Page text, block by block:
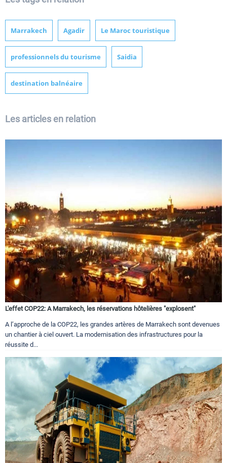
Marrakech Agadir Le Maroc touristique
professionnels du tourisme Saidia
destination balnéaire
Les articles en relation
L'effet COP22: A Marrakech, les réservations hôtelières "explosent"
A l’approche de la COP22, les grandes artères de Marrakech sont devenues
un chantier à ciel ouvert. La modernisation des infrastructures pour la
réussite d...